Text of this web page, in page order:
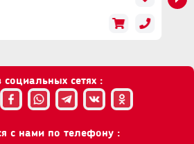
1,5
1 шт
оснастки Есть
эксплуатации Есть
сетях :
с нами по телефону :